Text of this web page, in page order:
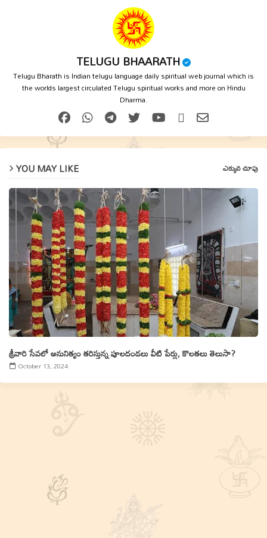
TELUGU BHAARATH
Telugu Bharath is Indian telugu language daily spiritual web journal which is
the worlds largest circulated Telugu spiritual works and more on Hindu
Dharma.
YOU MAY LIKE ఎక్కువ చూపు
శ్రీవారి సేవలో అనునిత్యం తరిస్తున్న పూలదండలు వీటి పేర్లు, కొలతలు తెలుసా?
October 13, 2024